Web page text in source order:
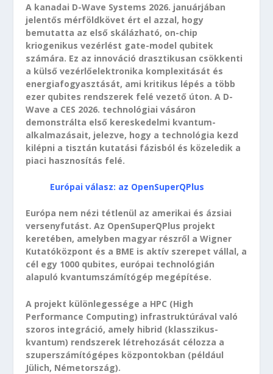
A kanadai D-Wave Systems 2026. januárjában
jelentős mérföldkövet ért el azzal, hogy
bemutatta az első skálázható, on-chip
kriogenikus vezérlést gate-model qubitek
számára. Ez az innováció drasztikusan csökkenti
a külső vezérlőelektronika komplexitását és
energiafogyasztását, ami kritikus lépés a több
ezer qubites rendszerek felé vezető úton. A D-
Wave a CES 2026. technológiai vásáron
demonstrálta első kereskedelmi kvantum-
alkalmazásait, jelezve, hogy a technológia kezd
kilépni a tisztán kutatási fázisból és közeledik a
piaci hasznosítás felé.
Európai válasz: az OpenSuperQPlus
Európa nem nézi tétlenül az amerikai és ázsiai
versenyfutást. Az OpenSuperQPlus projekt
keretében, amelyben magyar részről a Wigner
Kutatóközpont és a BME is aktív szerepet vállal, a
cél egy 1000 qubites, európai technológián
alapuló kvantumszámítógép megépítése.
A projekt különlegessége a HPC (High
Performance Computing) infrastruktúrával való
szoros integráció, amely hibrid (klasszikus-
kvantum) rendszerek létrehozását célozza a
szuperszámítógépes központokban (például
Jülich, Németország).